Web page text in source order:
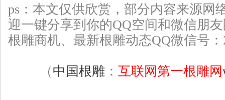
ps：本文仅供欣赏，部分内容来源网
迎一键分享到你的QQ空间和微信朋
根雕商机、最新根雕动态QQ微信号：
（中国根雕 ： 互联网第一根雕网